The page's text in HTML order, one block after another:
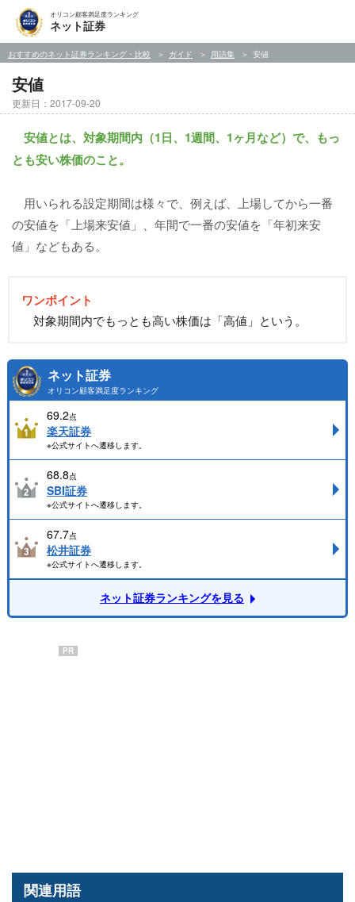
オリコン顧客満足度ランキング
ネット証券
おすすめのネット証券ランキング・比較 ガイド 用語集 安値
安値
更新日：2017-09-20
安値とは、対象期間内（1日、1週間、1ヶ月など）で、もっ
とも安い株価のこと。
用いられる設定期間は様々で、例えば、上場してから一番
の安値を「上場来安値」、年間で一番の安値を「年初来安
値」などもある。
ワンポイント
対象期間内でもっとも高い株価は「高値」という。
ネット証券
オリコン顧客満足度ランキング
69.2点
楽天証券
※公式サイトへ遷移します。
68.8点
SBI証券
※公式サイトへ遷移します。
67.7点
松井証券
※公式サイトへ遷移します。
ネット証券ランキングを見る
PR
関連用語